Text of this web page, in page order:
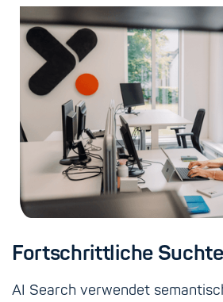
Fortschrittliche
AI Search verwendet